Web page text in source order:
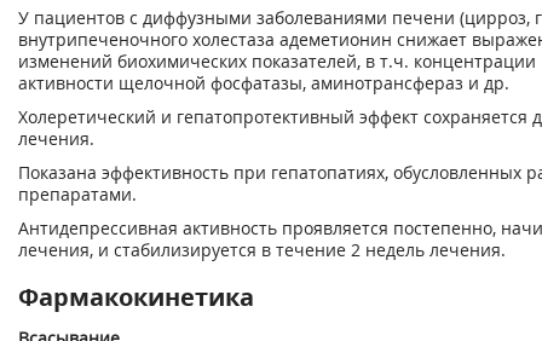
У пациентов с диффузными заболеваниями печени (цирроз,
внутрипеченочного холестаза адеметионин снижает
изменений биохимических показателей, в т.ч.
активности щелочной фосфатазы, аминотрансфераз и др.
Холеретический и гепатопротективный эффект
лечения.
Показана эффективность при гепатопатиях, обусловленных
препаратами.
Антидепрессивная активность проявляется постепенно,
лечения, и стабилизируется в течение 2 недель лечения.
Фармакокинетика